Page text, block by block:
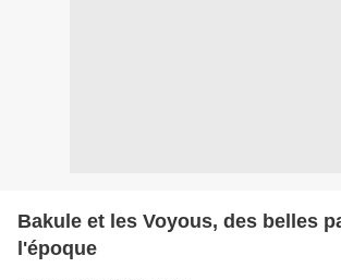
Bakule et les Voyous, des belles
l'époque